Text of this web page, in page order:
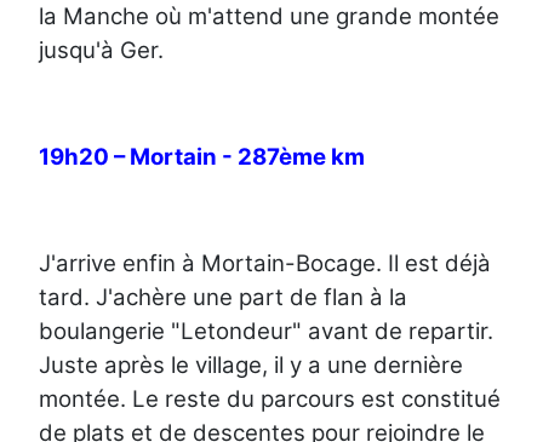
la Manche où m'attend une grande montée
jusqu'à Ger.
19h20 – Mortain - 287ème km
J'arrive enfin à Mortain-Bocage. Il est déjà
tard. J'achère une part de flan à la
boulangerie "Letondeur" avant de repartir.
Juste après le village, il y a une dernière
montée. Le reste du parcours est constitué
de plats et de descentes pour rejoindre le